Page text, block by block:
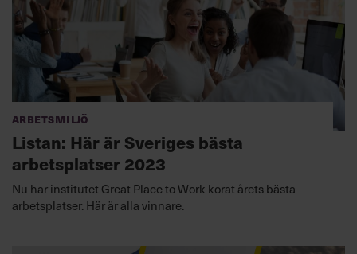
Arbetsmiljö
Listan: Här är Sveriges bästa
arbetsplatser 2023
Nu har institutet Great Place to Work korat årets bästa
arbetsplatser. Här är alla vinnare.